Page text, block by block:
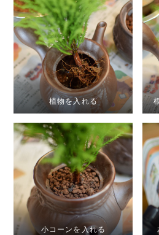
植物を入れる
小コーンを入れる